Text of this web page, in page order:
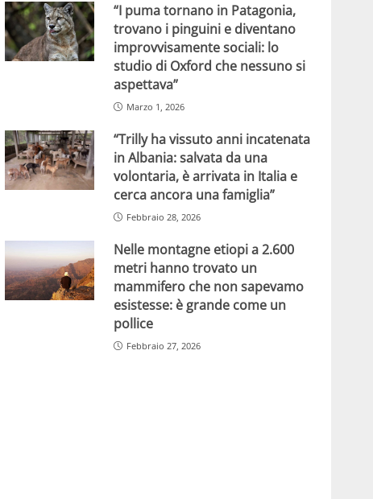
“I puma tornano in Patagonia,
trovano i pinguini e diventano
improvvisamente sociali: lo
studio di Oxford che nessuno si
aspettava”
Marzo 1, 2026
“Trilly ha vissuto anni incatenata
in Albania: salvata da una
volontaria, è arrivata in Italia e
cerca ancora una famiglia”
Febbraio 28, 2026
Nelle montagne etiopi a 2.600
metri hanno trovato un
mammifero che non sapevamo
esistesse: è grande come un
pollice
Febbraio 27, 2026